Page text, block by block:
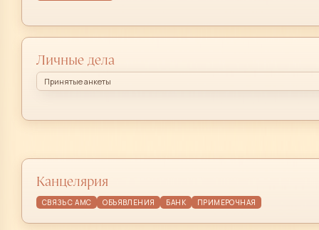
Личные дела
Принятые анкеты
Канцелярия
СВЯЗЬ С АМС ОБЪЯВЛЕНИЯ БАНК ПРИМЕРОЧНАЯ